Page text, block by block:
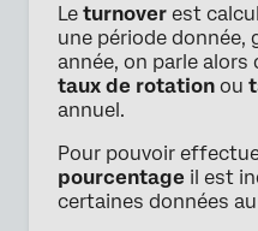
Le turnover est
une période donnée,
année, on parle alors
taux de rotation ou
annuel.
Pour pouvoir
pourcentage il est
certaines données